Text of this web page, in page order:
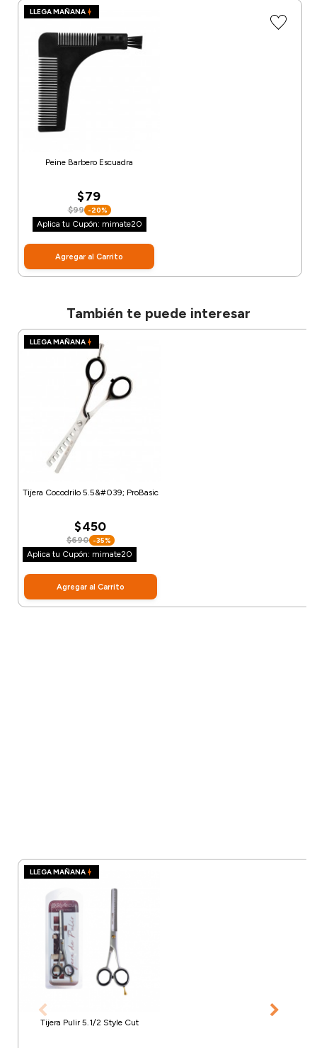
LLEGA MAÑANA
Peine Barbero Escuadra
$79
$99 -20%
Aplica tu Cupón: mimate20
Agregar al Carrito
También te puede interesar
LLEGA MAÑANA
Tijera Cocodrilo 5.5&#039; ProBasic
$450
$690 -35%
Aplica tu Cupón: mimate20
Agregar al Carrito
LLEGA MAÑANA
Tijera Pulir 5.1/2 Style Cut